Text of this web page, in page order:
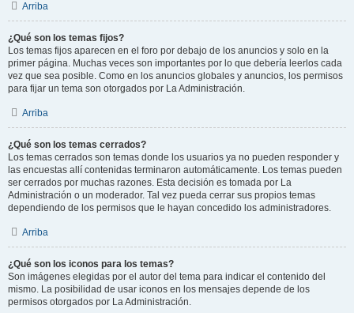
Arriba
¿Qué son los temas fijos?
Los temas fijos aparecen en el foro por debajo de los anuncios y solo en la
primer página. Muchas veces son importantes por lo que debería leerlos cada
vez que sea posible. Como en los anuncios globales y anuncios, los permisos
para fijar un tema son otorgados por La Administración.
Arriba
¿Qué son los temas cerrados?
Los temas cerrados son temas donde los usuarios ya no pueden responder y
las encuestas allí contenidas terminaron automáticamente. Los temas pueden
ser cerrados por muchas razones. Esta decisión es tomada por La
Administración o un moderador. Tal vez pueda cerrar sus propios temas
dependiendo de los permisos que le hayan concedido los administradores.
Arriba
¿Qué son los iconos para los temas?
Son imágenes elegidas por el autor del tema para indicar el contenido del
mismo. La posibilidad de usar iconos en los mensajes depende de los
permisos otorgados por La Administración.